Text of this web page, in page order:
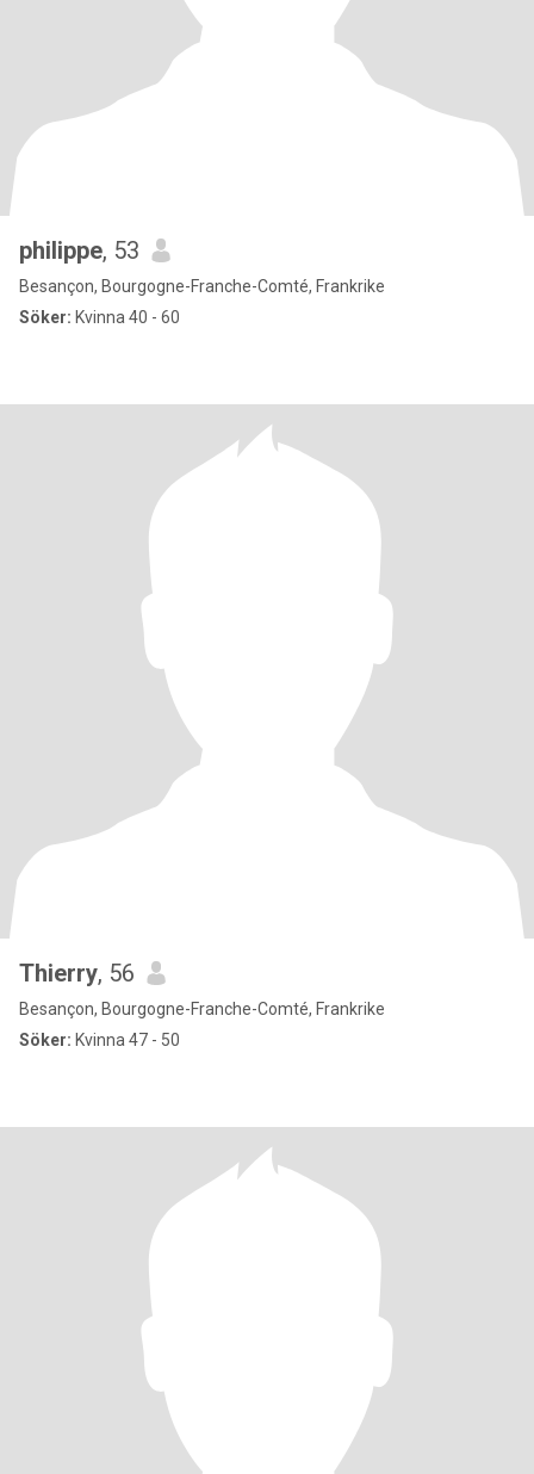
philippe, 53
Besançon, Bourgogne-Franche-Comté, Frankrike
Söker: Kvinna 40 - 60
Thierry, 56
Besançon, Bourgogne-Franche-Comté, Frankrike
Söker: Kvinna 47 - 50